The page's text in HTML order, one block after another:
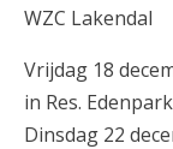
WZC Lakendal
Vrijdag 18
in Res. Edenpark
Dinsdag 22